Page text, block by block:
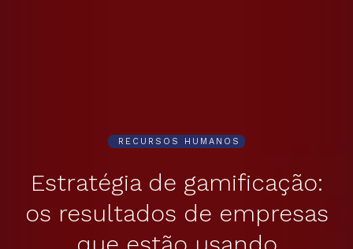
RECURSOS HUMANOS
Estratégia de gamificação:
os resultados de empresas